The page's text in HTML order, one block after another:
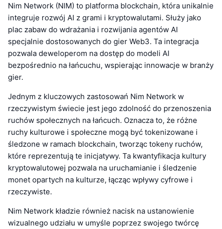
Nim Network (NIM) to platforma blockchain, która unikalnie
integruje rozwój AI z grami i kryptowalutami. Służy jako
plac zabaw do wdrażania i rozwijania agentów AI
specjalnie dostosowanych do gier Web3. Ta integracja
pozwala deweloperom na dostęp do modeli AI
bezpośrednio na łańcuchu, wspierając innowacje w branży
gier.
Jednym z kluczowych zastosowań Nim Network w
rzeczywistym świecie jest jego zdolność do przenoszenia
ruchów społecznych na łańcuch. Oznacza to, że różne
ruchy kulturowe i społeczne mogą być tokenizowane i
śledzone w ramach blockchain, tworząc tokeny ruchów,
które reprezentują te inicjatywy. Ta kwantyfikacja kultury
kryptowalutowej pozwala na uruchamianie i śledzenie
monet opartych na kulturze, łącząc wpływy cyfrowe i
rzeczywiste.
Nim Network kładzie również nacisk na ustanowienie
wizualnego udziału w umyśle poprzez swojego twórcę